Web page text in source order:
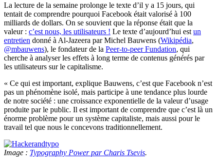
La lecture de la semaine prolonge le texte d’il y a 15 jours, qui
tentait de comprendre pourquoi Facebook était valorisé à 100
milliards de dollars. On se souvient que la réponse était que la
valeur : c’est nous, les utilisateurs ! Le texte d’aujourd’hui est un
entretien donné à Al-Jazeera par Michel Bauwens (Wikipédia,
@mbauwens), le fondateur de la Peer-to-peer Fundation, qui
cherche à analyser les effets à long terme de contenus générés par
les utilisateurs sur le capitalisme.
« Ce qui est important, explique Bauwens, c’est que Facebook n’est
pas un phénomène isolé, mais participe à une tendance plus lourde
de notre société : une croissance exponentielle de la valeur d’usage
produite par le public. Il est important de comprendre que c’est là un
énorme problème pour un système capitaliste, mais aussi pour le
travail tel que nous le concevons traditionnellement.
Image : Typography Power par Charis Tsevis.